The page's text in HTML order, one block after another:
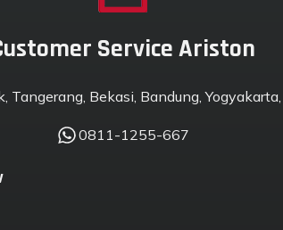
Service Ariston
Tangerang, Bekasi, Bandung,
0811-1255-667